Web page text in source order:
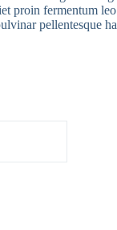
proin fermentum
pellentesque